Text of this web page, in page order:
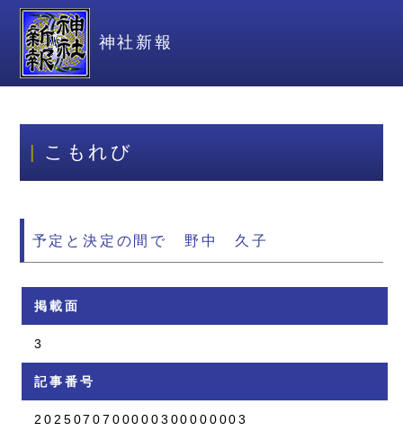
神社新報
こもれび
予定と決定の間で 野中 久子
掲載面
3
記事番号
2025070700000300000003